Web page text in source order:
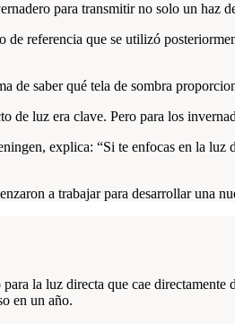
para transmitir no solo un
referencia que se utilizó
de saber qué tela de sombra
de luz era clave. Pero para los
explica: “Si te enfocas en la
a trabajar para desarrollar una
la luz directa que cae
en un año.